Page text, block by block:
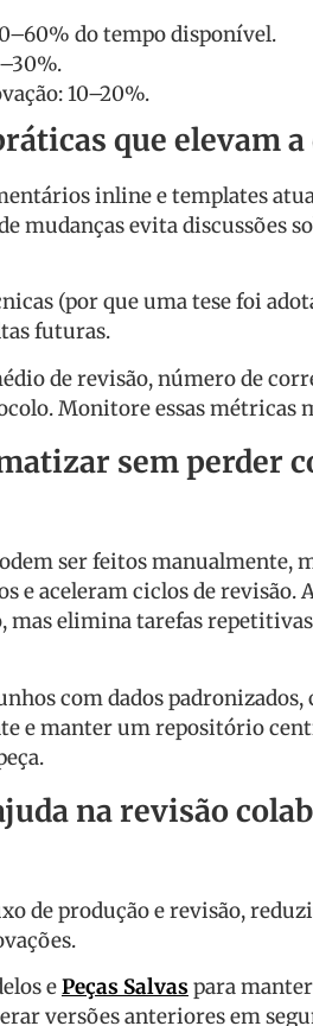
do tempo disponível.
10–20%.
que elevam
inline e templates
mudanças evita discussões
(por que uma tese foi
futuras.
de revisão, número de
Monitore essas métricas
sem perder
ser feitos manualmente,
e aceleram ciclos de revisão.
elimina tarefas
com dados padronizados,
e manter um repositório
na revisão
de produção e revisão,
ePeças Salvaspara
versões anteriores em